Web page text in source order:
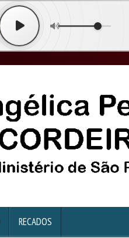
RECADOS